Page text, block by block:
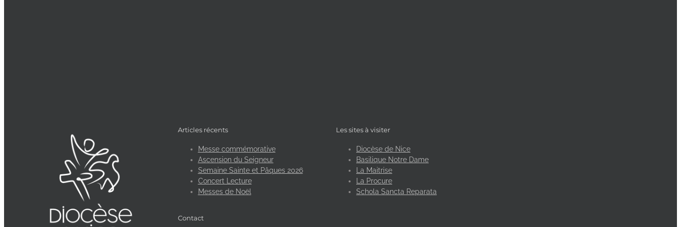
Articles récents
Messe commémorative
Ascension du Seigneur
Semaine Sainte et Pâques 2026
Concert Lecture
Messes de Noël
Les sites à visiter
Diocèse de Nice
Basilique Notre Dame
La Maitrise
La Procure
Schola Sancta Reparata
Contact